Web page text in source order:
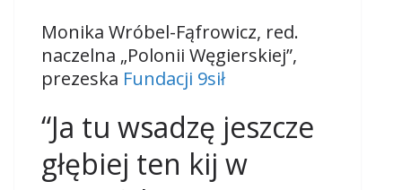
Monika Wróbel-Fąfrowicz, red.
naczelna „Polonii Węgierskiej”,
prezeska Fundacji 9sił
“Ja tu wsadzę jeszcze
głębiej ten kij w